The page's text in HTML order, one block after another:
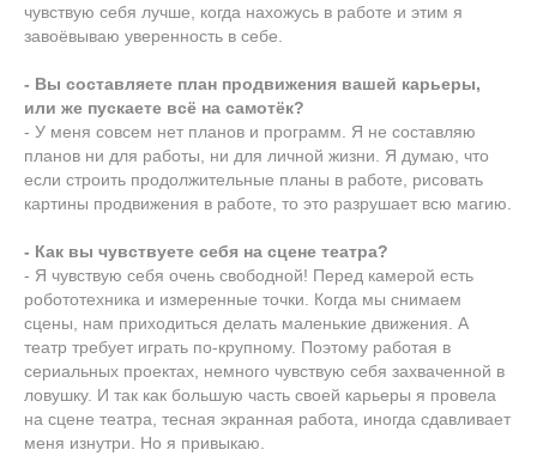
чувствую себя лучше, когда нахожусь в работе и этим я
завоёвываю уверенность в себе.
- Вы составляете план продвижения вашей карьеры,
или же пускаете всё на самотёк?
- У меня совсем нет планов и программ. Я не составляю
планов ни для работы, ни для личной жизни. Я думаю, что
если строить продолжительные планы в работе, рисовать
картины продвижения в работе, то это разрушает всю магию.
- Как вы чувствуете себя на сцене театра?
- Я чувствую себя очень свободной! Перед камерой есть
робототехника и измеренные точки. Когда мы снимаем
сцены, нам приходиться делать маленькие движения. А
театр требует играть по-крупному. Поэтому работая в
сериальных проектах, немного чувствую себя захваченной в
ловушку. И так как большую часть своей карьеры я провела
на сцене театра, тесная экранная работа, иногда сдавливает
меня изнутри. Но я привыкаю.